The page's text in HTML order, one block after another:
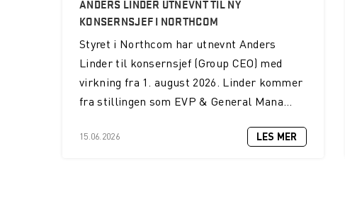
ANDERS LINDER UTNEVNT TIL NY
KONSERNSJEF I NORTHCOM
Styret i Northcom har utnevnt Anders
Linder til konsernsjef (Group CEO) med
virkning fra 1. august 2026. Linder kommer
fra stillingen som EVP & General Mana...
15.06.2026 LES MER